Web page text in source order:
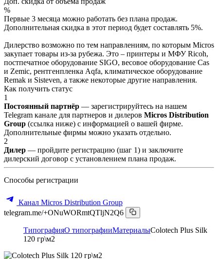
%
Первые 3 месяца можно работать без плана продаж.
Дополнительная скидка в этот период будет составлять 5%.
Дилерство возможно по тем направлениям, по которым Micros
закупает товары из-за рубежа. Это – принтеры и МФУ Ricoh,
постпечатное оборудование SIGO, весовое оборудование Cas
и Zemic, рентгенпленка Aqfa, климатическое оборудование
Remak и Sisteven, а также некоторые другие направления.
Как получить статус
1
Постоянный партнёр — зарегистрируйтесь на нашем
Telegram канале для партнеров и дилеров Micros Distribution
Group (ссылка ниже) с информацией о вашей фирме.
Дополнительные фирмы можно указать отдельно.
2
Дилер — пройдите регистрацию (шаг 1) и заключите
дилерский договор с установлением плана продаж.
Способы регистрации
Канал Micros Distribution Group
telegram.me/+ONuWORmtQTljN2Q6
ТипографияО типографииМатериалыColotech Plus Silk
120 гр\м2